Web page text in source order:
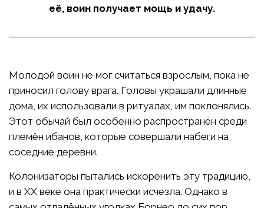
её, воин получает мощь и удачу.
Молодой воин не мог считаться взрослым, пока не
приносил голову врага. Головы украшали длинные
дома, их использовали в ритуалах, им поклонялись.
Этот обычай был особенно распространён среди
племён ибанов, которые совершали набеги на
соседние деревни.
Колонизаторы пытались искоренить эту традицию,
и в XX веке она практически исчезла. Однако в